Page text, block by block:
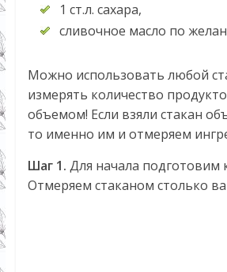
1 ст.л. сахара,
сливочное масло по
Можно использовать любой
измерять количество
объемом! Если взяли стакан
то именно им и отмеряем
Шаг 1. Для начала подготовим
Отмеряем стаканом столько